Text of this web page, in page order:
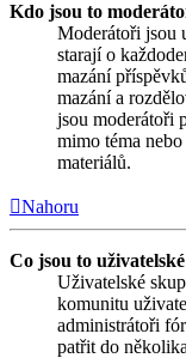
Kdo jsou to
Moderátoři jsou
starají o
mazání
mazání a
jsou moderátoři
mimo téma
materiálů.
Nahoru
Co jsou to
Uživatelské
komunitu
administrátoři
patřit do